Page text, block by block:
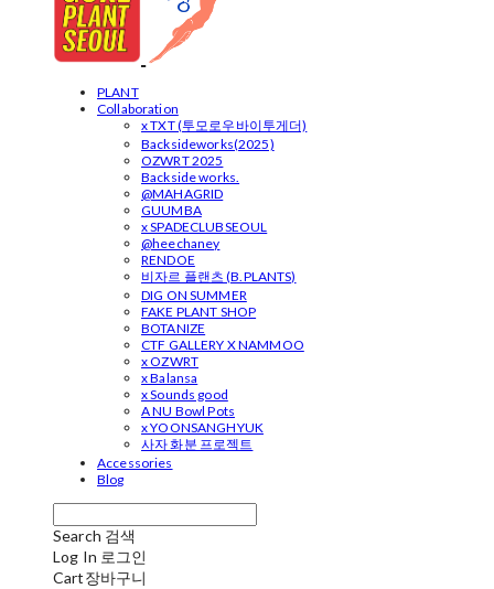
PLANT
Collaboration
x TXT (투모로우바이투게더)
Backsideworks(2025)
OZWRT 2025
Backside works.
@MAHAGRID
GUUMBA
x SPADECLUBSEOUL
@heechaney
RENDOE
비자르 플랜츠 (B.PLANTS)
DIG ON SUMMER
FAKE PLANT SHOP
BOTANIZE
CTF GALLERY X NAMMOO
x OZWRT
x Balansa
x Sounds good
A NU Bowl Pots
x YOONSANGHYUK
사자 화분 프로젝트
Accessories
Blog
Search 검색
Log In 로그인
Cart장바구니